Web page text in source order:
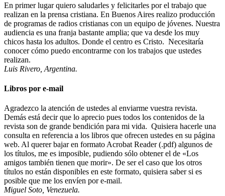
En primer lugar quiero saludarles y felicitarles por el trabajo que
realizan en la prensa cristiana. En Buenos Aires realizo producción
de programas de radios cristianas con un equipo de jóvenes. Nuestra
audiencia es una franja bastante amplia; que va desde los muy
chicos hasta los adultos. Donde el centro es Cristo. Necesitaría
conocer cómo puedo encontrarme con los trabajos que ustedes
realizan.
Luis Rivero, Argentina.
Libros por e-mail
Agradezco la atención de ustedes al enviarme vuestra revista.
Demás está decir que lo aprecio pues todos los contenidos de la
revista son de grande bendición para mi vida. Quisiera hacerle una
consulta en referencia a los libros que ofrecen ustedes en su página
web. Al querer bajar en formato Acrobat Reader (.pdf) algunos de
los títulos, me es imposible, pudiendo sólo obtener el de «Los
amigos también tienen que morir». De ser el caso que los otros
títulos no están disponibles en este formato, quisiera saber si es
posible que me los envíen por e-mail.
Miguel Soto, Venezuela.